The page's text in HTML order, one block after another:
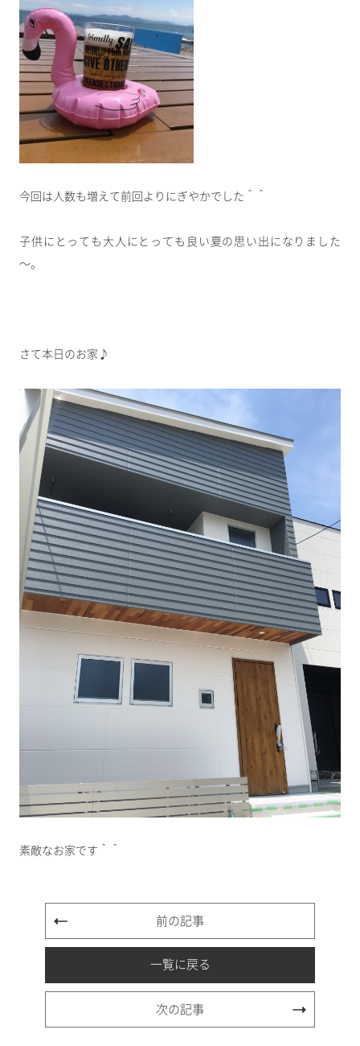
今回は人数も増えて前回よりにぎやかでした＾＾
子供にとっても大人にとっても良い夏の思い出になりました
～。
さて本日のお家♪
素敵なお家です＾＾
前の記事
一覧に戻る
次の記事